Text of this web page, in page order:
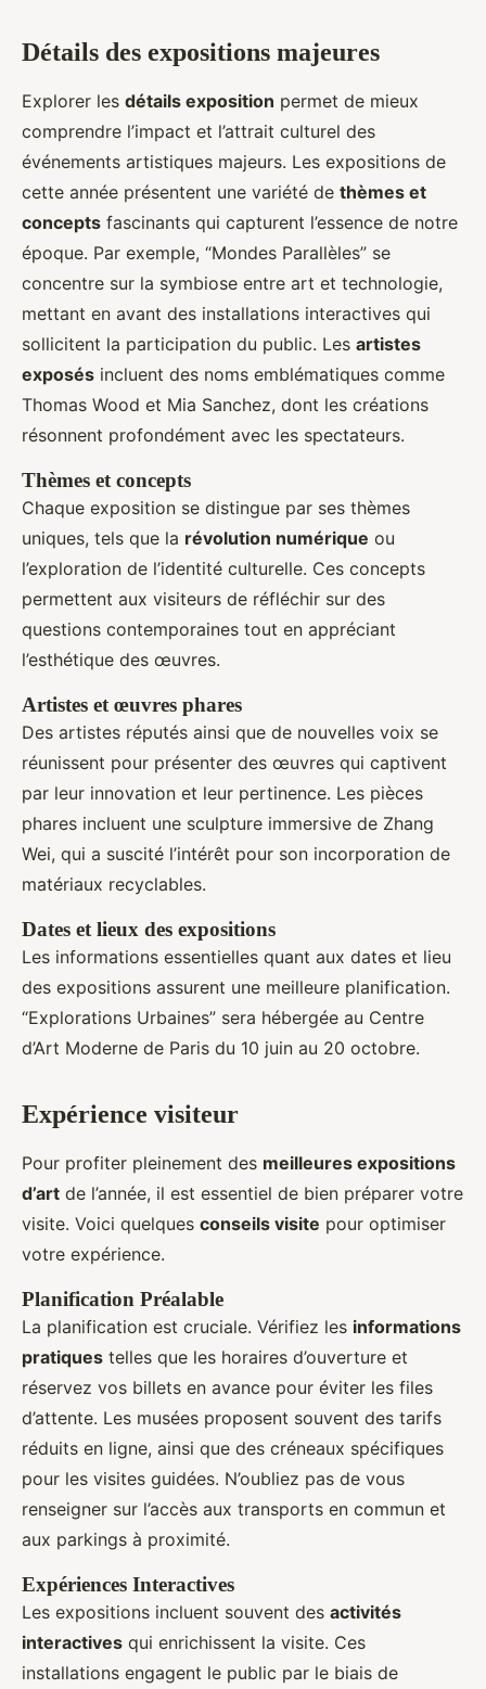
Détails des expositions majeures
Explorer les détails exposition permet de mieux
comprendre l’impact et l’attrait culturel des
événements artistiques majeurs. Les expositions de
cette année présentent une variété de thèmes et
concepts fascinants qui capturent l’essence de notre
époque. Par exemple, “Mondes Parallèles” se
concentre sur la symbiose entre art et technologie,
mettant en avant des installations interactives qui
sollicitent la participation du public. Les artistes
exposés incluent des noms emblématiques comme
Thomas Wood et Mia Sanchez, dont les créations
résonnent profondément avec les spectateurs.
Thèmes et concepts
Chaque exposition se distingue par ses thèmes
uniques, tels que la révolution numérique ou
l’exploration de l’identité culturelle. Ces concepts
permettent aux visiteurs de réfléchir sur des
questions contemporaines tout en appréciant
l’esthétique des œuvres.
Artistes et œuvres phares
Des artistes réputés ainsi que de nouvelles voix se
réunissent pour présenter des œuvres qui captivent
par leur innovation et leur pertinence. Les pièces
phares incluent une sculpture immersive de Zhang
Wei, qui a suscité l’intérêt pour son incorporation de
matériaux recyclables.
Dates et lieux des expositions
Les informations essentielles quant aux dates et lieu
des expositions assurent une meilleure planification.
“Explorations Urbaines” sera hébergée au Centre
d’Art Moderne de Paris du 10 juin au 20 octobre.
Expérience visiteur
Pour profiter pleinement des meilleures expositions
d’art de l’année, il est essentiel de bien préparer votre
visite. Voici quelques conseils visite pour optimiser
votre expérience.
Planification Préalable
La planification est cruciale. Vérifiez les informations
pratiques telles que les horaires d’ouverture et
réservez vos billets en avance pour éviter les files
d’attente. Les musées proposent souvent des tarifs
réduits en ligne, ainsi que des créneaux spécifiques
pour les visites guidées. N’oubliez pas de vous
renseigner sur l’accès aux transports en commun et
aux parkings à proximité.
Expériences Interactives
Les expositions incluent souvent des activités
interactives qui enrichissent la visite. Ces
installations engagent le public par le biais de